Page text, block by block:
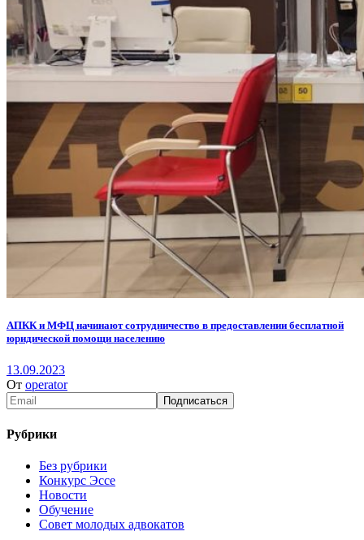
АПКК и МФЦ начинают сотрудничество в предоставлении бесплатной
юридической помощи населению
13.09.2023
От operator
Рубрики
Без рубрики
Конкурс Эссе
Новости
Обучение
Совет молодых адвокатов